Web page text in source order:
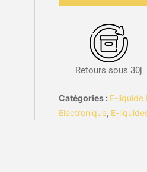
Retours sous 30j
Catégories : E-liquide
Electronique, E-